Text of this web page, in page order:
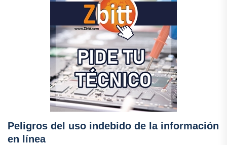
Peligros del uso indebido de la información
en línea